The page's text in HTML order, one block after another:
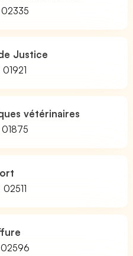
02335
Justice
01921
vétérinaires
01875
02511
02596